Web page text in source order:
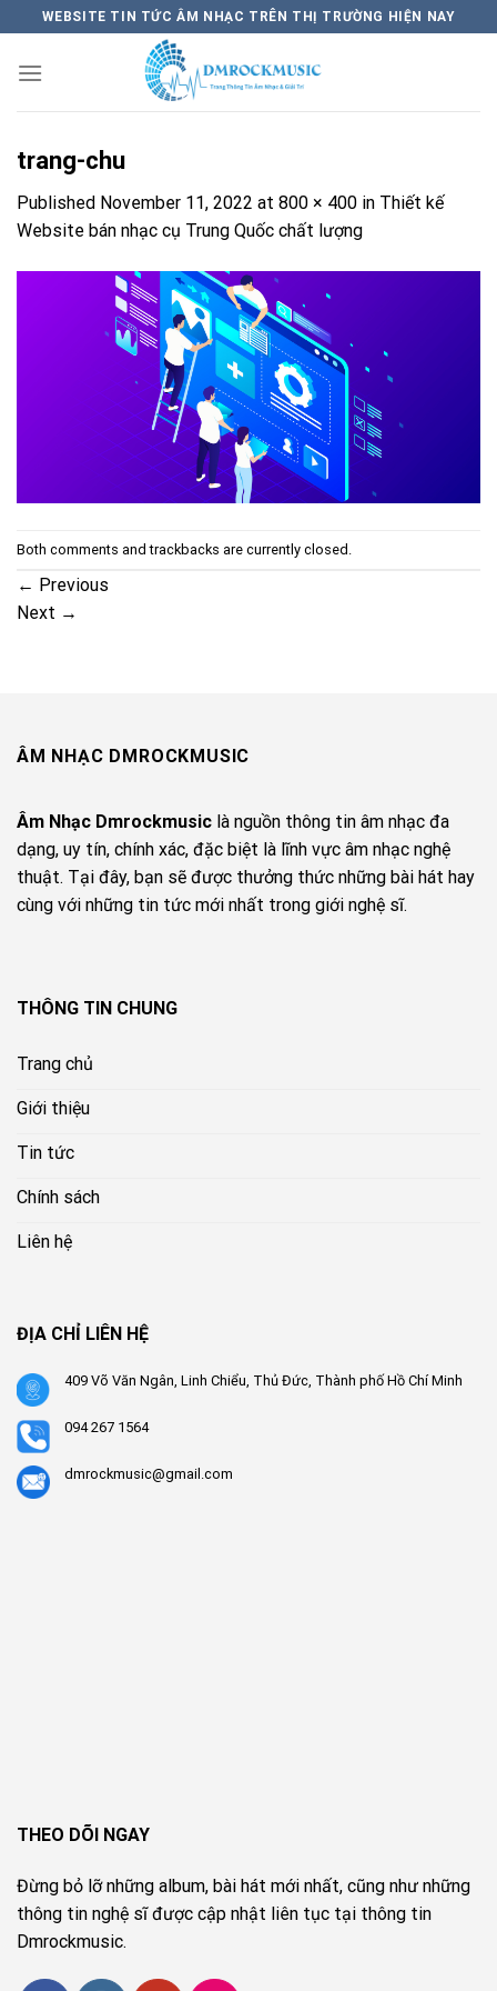
content
WEBSITE TIN TỨC ÂM NHẠC TRÊN THỊ TRƯỜNG HIỆN NAY
trang-chu
Published November 11, 2022 at 800 × 400 in Thiết kế
Website bán nhạc cụ Trung Quốc chất lượng
Both comments and trackbacks are currently closed.
← Previous
Next →
ÂM NHẠC DMROCKMUSIC
Âm Nhạc Dmrockmusic là nguồn thông tin âm nhạc đa
dạng, uy tín, chính xác, đặc biệt là lĩnh vực âm nhạc nghệ
thuật. Tại đây, bạn sẽ được thưởng thức những bài hát hay
cùng với những tin tức mới nhất trong giới nghệ sĩ.
THÔNG TIN CHUNG
Trang chủ
Giới thiệu
Tin tức
Chính sách
Liên hệ
ĐỊA CHỈ LIÊN HỆ
409 Võ Văn Ngân, Linh Chiểu, Thủ Đức, Thành phố Hồ Chí Minh
094 267 1564
dmrockmusic@gmail.com
THEO DÕI NGAY
Đừng bỏ lỡ những album, bài hát mới nhất, cũng như những
thông tin nghệ sĩ được cập nhật liên tục tại thông tin
Dmrockmusic.